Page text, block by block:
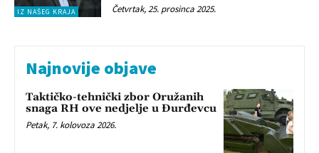
IZ NAŠEG KRAJA Četvrtak, 25. prosinca 2025.
Najnovije objave
Taktičko-tehnički zbor Oružanih
snaga RH ove nedjelje u Đurđevcu
Petak, 7. kolovoza 2026.